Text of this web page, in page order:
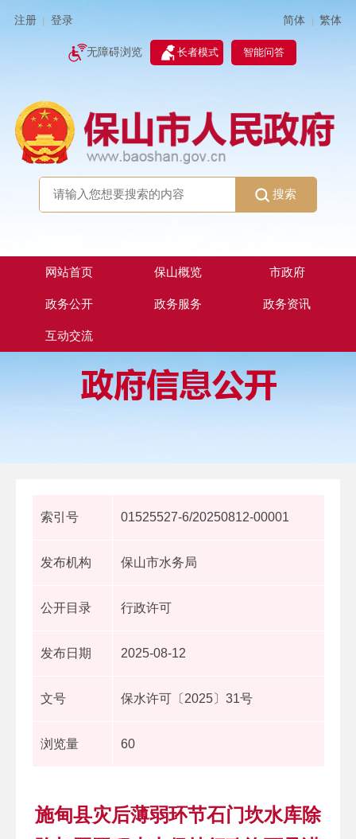
注册 登录 简体 | 繁体
无障碍浏览 长者模式 智能问答
搜索
网站首页 保山概览 市政府
政务公开 政务服务 政务资讯
互动交流
索引号 01525527-6/20250812-00001
发布机构 保山市水务局
公开目录 行政许可
发布日期 2025-08-12
文号 保水许可〔2025〕31号
浏览量 60
施甸县灾后薄弱环节石门坎水库除